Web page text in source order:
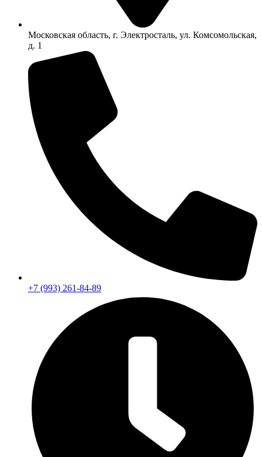
Московская область, г. Электросталь, ул. Комсомольская,
д. 1
+7 (993) 261-84-89